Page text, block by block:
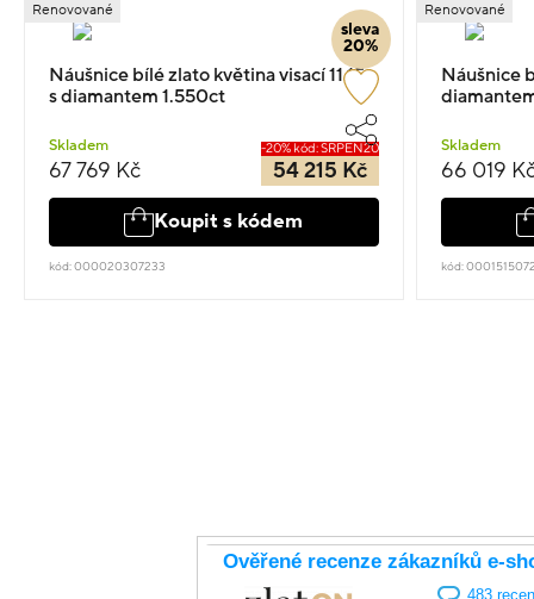
sleva
20%
Renovované
Náušnice bílé zlato květina visací 11.15g
s diamantem 1.550ct
Skladem
67 769 Kč
-20% kód: SRPEN20
54 215 Kč
Koupit s kódem
kód: 000020307233
Renovované
Náušnice
Skladem
66 019
kód: